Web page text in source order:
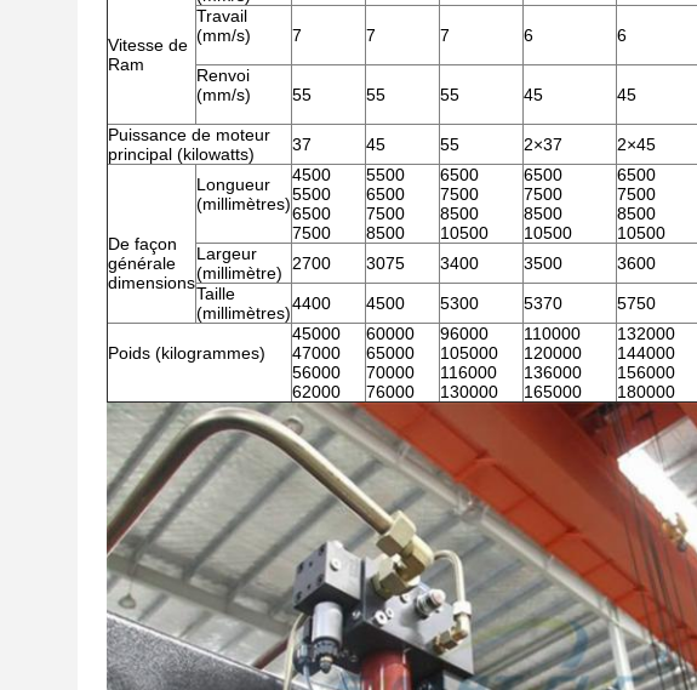
Vitesse de
Ram
Travail
(mm/s)
7 7 7 6 6
Renvoi
(mm/s)
55 55 55 45 45
Puissance de moteur
principal (kilowatts)
37 45 55 2×37 2×45
De façon
générale
dimensions
Longueur
(millimètres)
4500
5500
6500
7500
5500
6500
7500
8500
6500
7500
8500
10500
6500
7500
8500
10500
6500
7500
8500
10500
Largeur
(millimètre)
2700 3075 3400 3500 3600
Taille
(millimètres)4400 4500 5300 5370 5750
Poids (kilogrammes)
45000
47000
56000
62000
60000
65000
70000
76000
96000
105000
116000
130000
110000
120000
136000
165000
132000
144000
156000
180000